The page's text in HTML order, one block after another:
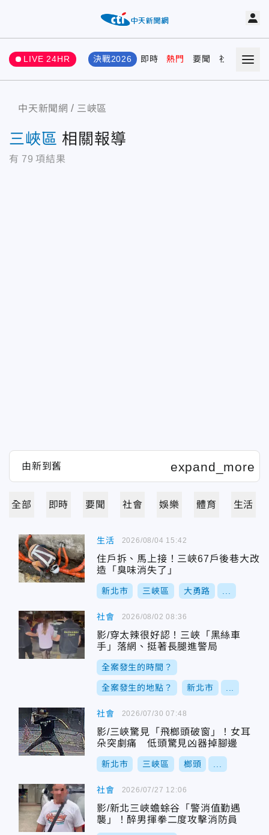
LIVE 24HR 決戰2026 即時 熱門 要聞 社會 娛樂
中天新聞網 三峽區
三峽區 相關報導
有 79 項結果
全部 即時 要聞 社會 娛樂 體育 生活
生活
住戶拆、馬上接！三峽67戶後巷大改
造「臭味消失了」
新北市 三峽區 大勇路
2026/08/04 15:42
社會
影/穿太辣很好認！三峽「黑絲車
手」落網、挺著長腿進警局
全案發生的時間？
全案發生的地點？ 新北市
2026/08/02 08:36
社會
影/三峽驚見「飛榔頭破窗」！女耳
朵突劇痛 低頭驚見凶器掉腳邊
新北市 三峽區 榔頭
2026/07/30 07:48
社會
影/新北三峽蟾蜍谷「警消值勤遇
襲」！醉男揮拳二度攻擊消防員
2026/07/27 12:06